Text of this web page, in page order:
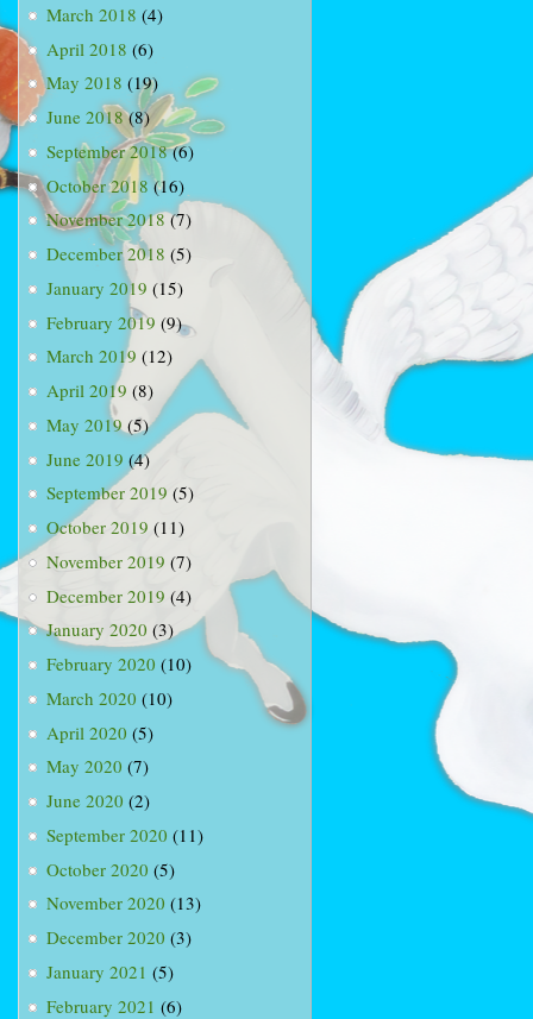
March 2018 (4)
April 2018 (6)
May 2018 (19)
June 2018(8)
September 2018(6)
October 2018(16)
November 2018(7)
December 2018 (5)
January 2019 (15)
February 2019 (9)
March 2019 (12)
April 2019 (8)
May 2019(5)
June 2019 (4)
September 2019 (5)
October 2019 (11)
November 2019 (7)
December 2019 (4)
January 2020 (3)
February 2020 (10)
March 2020 (10)
April 2020 (5)
May 2020 (7)
June 2020 (2)
September 2020 (11)
October 2020 (5)
November 2020 (13)
December 2020 (3)
January 2021 (5)
February 2021 (6)